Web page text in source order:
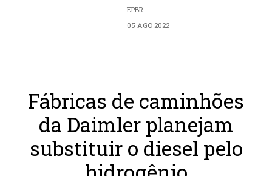
EPBR
05 AGO 2022
Fábricas de caminhões
da Daimler planejam
substituir o diesel pelo